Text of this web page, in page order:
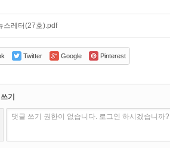
스레터(27호).pdf
Twitter Google Pinterest
기
댓글 쓰기 권한이 없습니다. 로그인 하시겠습니까?